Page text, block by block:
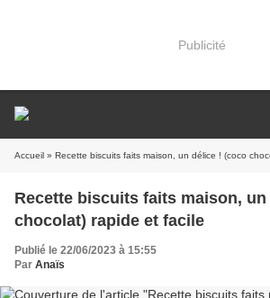
Publicité
Accueil » Recette biscuits faits maison, un délice ! (coco
Recette biscuits faits maison,
chocolat) rapide et facile
Publié le 22/06/2023 à 15:55
Par Anaïs